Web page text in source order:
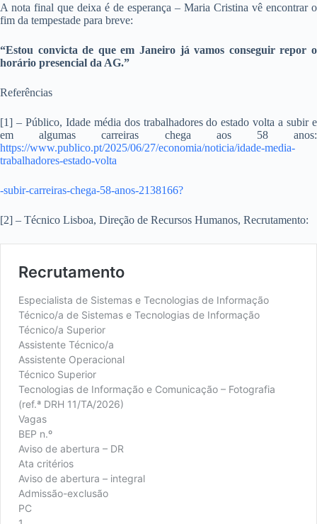
A nota final que deixa é de esperança – Maria Cristina vê encontrar o
fim da tempestade para breve:
“Estou convicta de que em Janeiro já vamos conseguir repor o
horário presencial da AG.”
Referências
[1] – Público, Idade média dos trabalhadores do estado volta a subir e
em algumas carreiras chega aos 58 anos:
https://www.publico.pt/2025/06/27/economia/noticia/idade-media-
trabalhadores-estado-volta
-subir-carreiras-chega-58-anos-2138166?
[2] – Técnico Lisboa, Direção de Recursos Humanos, Recrutamento: